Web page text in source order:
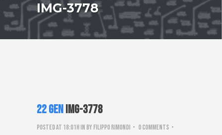
IMG-3778
22 GenIMG-3778
Posted at 18:01hin by Filippo Rimondi
0 Comments